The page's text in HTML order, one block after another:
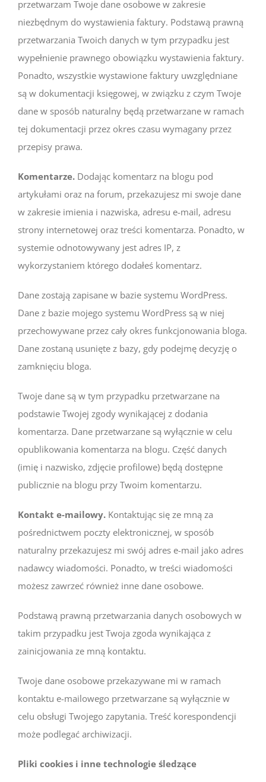
przetwarzam Twoje dane osobowe w zakresie
niezbędnym do wystawienia faktury. Podstawą prawną
przetwarzania Twoich danych w tym przypadku jest
wypełnienie prawnego obowiązku wystawienia faktury.
Ponadto, wszystkie wystawione faktury uwzględniane
są w dokumentacji księgowej, w związku z czym Twoje
dane w sposób naturalny będą przetwarzane w ramach
tej dokumentacji przez okres czasu wymagany przez
przepisy prawa.
Komentarze. Dodając komentarz na blogu pod
artykułami oraz na forum, przekazujesz mi swoje dane
w zakresie imienia i nazwiska, adresu e-mail, adresu
strony internetowej oraz treści komentarza. Ponadto, w
systemie odnotowywany jest adres IP, z
wykorzystaniem którego dodałeś komentarz.
Dane zostają zapisane w bazie systemu WordPress.
Dane z bazie mojego systemu WordPress są w niej
przechowywane przez cały okres funkcjonowania bloga.
Dane zostaną usunięte z bazy, gdy podejmę decyzję o
zamknięciu bloga.
Twoje dane są w tym przypadku przetwarzane na
podstawie Twojej zgody wynikającej z dodania
komentarza. Dane przetwarzane są wyłącznie w celu
opublikowania komentarza na blogu. Część danych
(imię i nazwisko, zdjęcie profilowe) będą dostępne
publicznie na blogu przy Twoim komentarzu.
Kontakt e-mailowy. Kontaktując się ze mną za
pośrednictwem poczty elektronicznej, w sposób
naturalny przekazujesz mi swój adres e-mail jako adres
nadawcy wiadomości. Ponadto, w treści wiadomości
możesz zawrzeć również inne dane osobowe.
Podstawą prawną przetwarzania danych osobowych w
takim przypadku jest Twoja zgoda wynikająca z
zainicjowania ze mną kontaktu.
Twoje dane osobowe przekazywane mi w ramach
kontaktu e-mailowego przetwarzane są wyłącznie w
celu obsługi Twojego zapytania. Treść korespondencji
może podlegać archiwizacji.
Pliki cookies i inne technologie śledzące